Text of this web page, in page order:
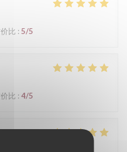
比 : 5/5
比 : 4/5